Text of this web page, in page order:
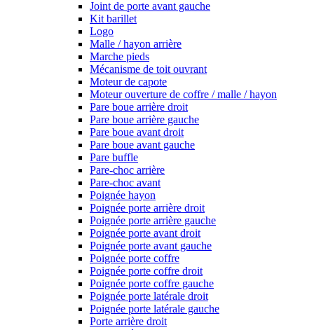
Joint de porte avant gauche
Kit barillet
Logo
Malle / hayon arrière
Marche pieds
Mécanisme de toit ouvrant
Moteur de capote
Moteur ouverture de coffre / malle / hayon
Pare boue arrière droit
Pare boue arrière gauche
Pare boue avant droit
Pare boue avant gauche
Pare buffle
Pare-choc arrière
Pare-choc avant
Poignée hayon
Poignée porte arrière droit
Poignée porte arrière gauche
Poignée porte avant droit
Poignée porte avant gauche
Poignée porte coffre
Poignée porte coffre droit
Poignée porte coffre gauche
Poignée porte latérale droit
Poignée porte latérale gauche
Porte arrière droit